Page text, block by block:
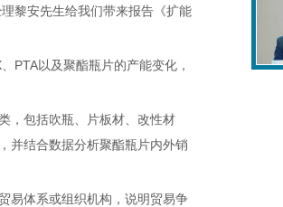
黎安先生给我们带来报告《扩能
以及聚酯瓶片的产能变化，
包括吹瓶、片板材、改性材
并结合数据分析聚酯瓶片内外销
体系或组织机构，说明贸易争